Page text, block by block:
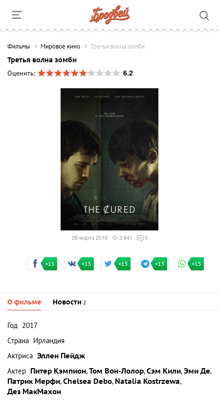
Фильмы Мировое кино Третья волна зомби
Третья волна зомби
Оценить:
6.2
26 марта 2018 3 641 0
+15 +15 +15 +15 +15
О фильме Новости 2
Год 2017
Страна Ирландия
Актриса Эллен Пейдж
Актер Питер Кэмпион,Том Вон-Лолор,Сэм Кили,Эми Де,
Патрик Мерфи,Chelsea Debo, Natalia Kostrzewa,
Дез МакМахон